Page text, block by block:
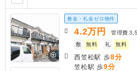
敷金・礼金ゼロ物件
4.2万円 管理費
敷
無料 礼 無料
西笠松駅 歩8分
笠松駅 歩9分